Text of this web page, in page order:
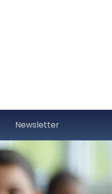
Newsletter